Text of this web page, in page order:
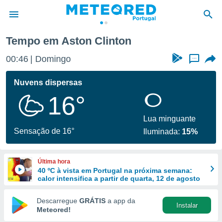
da
foi
fornecidas
a este
das
e
forma
digital
Tempo em Aston Clinton
00:46 Domingo ...
Nuvens dispersas
16°
Sensação de 16°
Lua minguante
Iluminada: 15%
Última hora
40 ºC à vista em Portugal na próxima semana:
calor intensifica a partir de quarta, 12 de agosto
Descarregue GRÁTIS a app da
Meteored!
Instalar